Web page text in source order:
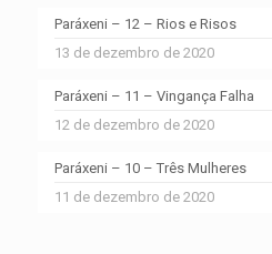
Paráxeni – 12 – Rios e Risos
13 de dezembro de 2020
Paráxeni – 11 – Vingança Falha
12 de dezembro de 2020
Paráxeni – 10 – Três Mulheres
11 de dezembro de 2020